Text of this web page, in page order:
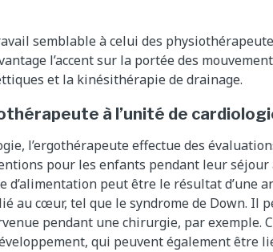
semblable à celui des
l’accent sur la portée des
et la kinésithérapie de drainage.
à l’unité de
l’ergothérapeute effectue des
pour les enfants pendant leur séjour
peut être le résultat d’une
au cœur, tel que le syndrome de Down. Il
pendant une chirurgie, par exemple.
qui peuvent également être